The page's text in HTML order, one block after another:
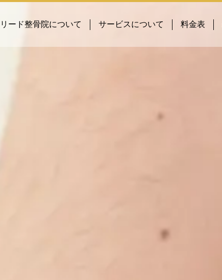
リード整骨院について サービスについて 料金表